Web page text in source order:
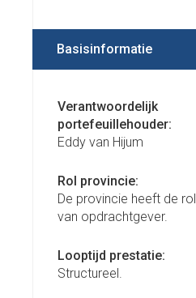
Basisinformatie
Verantwoordelijk
portefeuillehouder:
Eddy van Hijum
Rol provincie:
De provincie heeft de rol
van opdrachtgever.
Looptijd prestatie:
Structureel.